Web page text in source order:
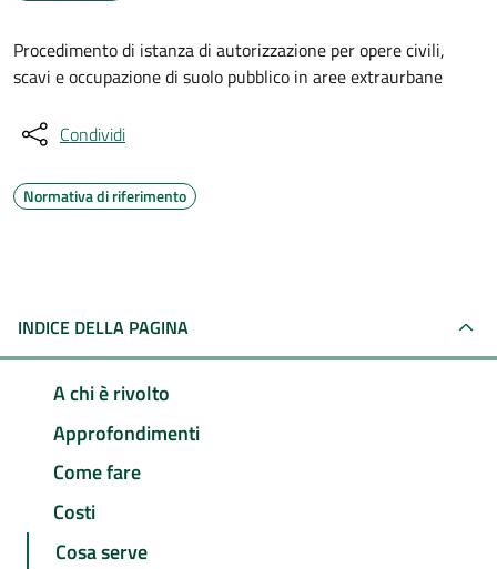
Procedimento di istanza di autorizzazione per opere civili,
scavi e occupazione di suolo pubblico in aree extraurbane
Condividi
Normativa di riferimento
INDICE DELLA PAGINA
A chi è rivolto
Approfondimenti
Come fare
Costi
Cosa serve